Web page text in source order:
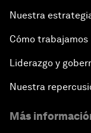
Nuestra
Cómo trabajamos
Liderazgo y
Nuestra
Más